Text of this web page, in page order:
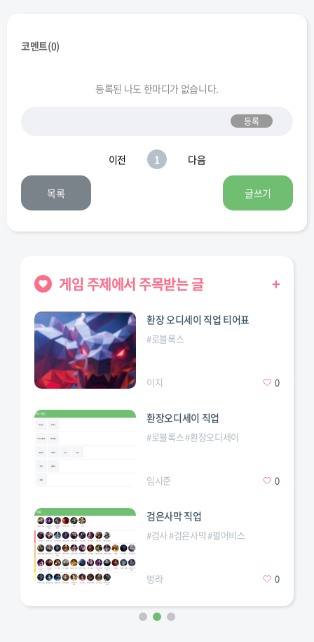
코멘트(0)
등록된 나도 한마디가 없습니다.
등록
이전 1 다음
목록 글쓰기
게임 주제에서 주목받는 글 +
환장 오디세이 직업 티어표
#로블록스
이지 0
환장오디세이 직업
#로블록스#환장오디세이
임시준 0
검은사막 직업
#검사#검은사막#펄어비스
벙라 0